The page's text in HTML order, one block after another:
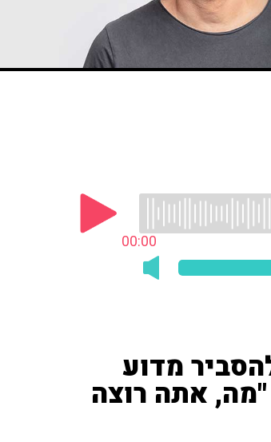
00:00
מדוע
אתה רוצה